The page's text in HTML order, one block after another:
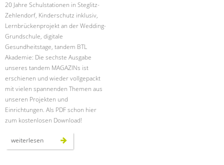
HILFEN ZUR ERZIEHUNG
EINGLIEDERUNGSHILFE
BETREUTES WOHNEN
TANDEM BTL AKADEMIE
Zertfikatskurse
Seminarkalender
STADTTEILARBEIT
Suchen
20 Jahre Schulstationen in Steglitz-
Zehlendorf, Kinderschutz inklusiv,
Lernbrückenprojekt an der Wedding-
Grundschule, digitale
Gesundheitstage, tandem BTL
Akademie: Die sechste Ausgabe
unseres tandem MAGAZINs ist
erschienen und wieder vollgepackt
mit vielen spannenden Themen aus
unseren Projekten und
Einrichtungen. Als PDF schon hier
zum kostenlosen Download!
weiterlesendas
tandem
magazin